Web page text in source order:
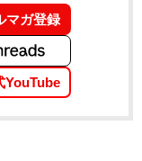
マガ登録
YouTube